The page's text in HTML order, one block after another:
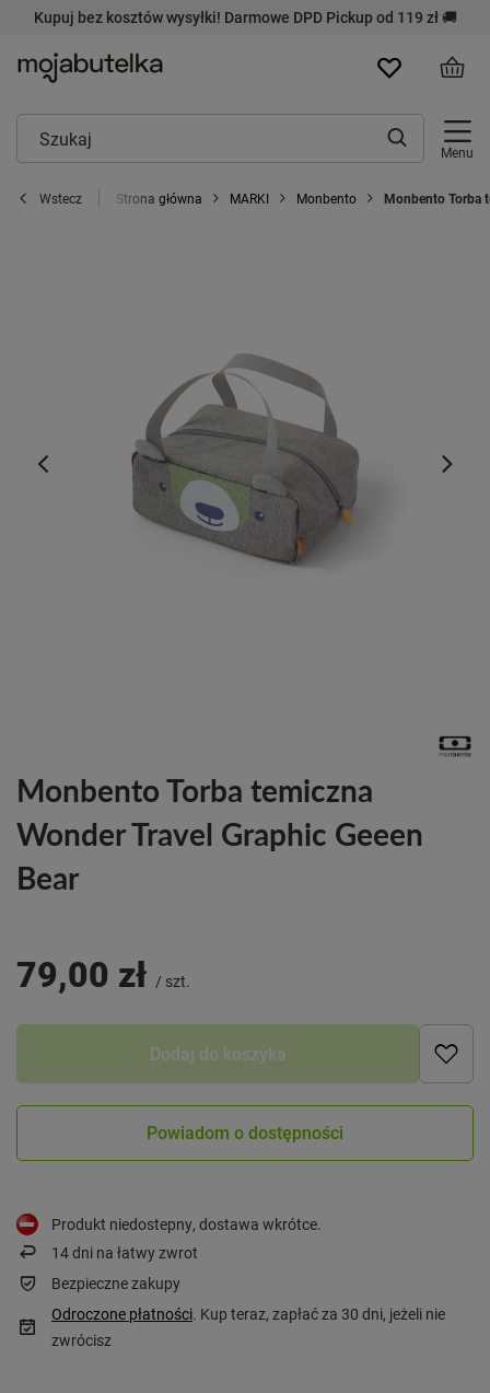
Kupuj bez kosztów wysyłki! Darmowe DPD Pickup od 119 zł 🚚
Menu
Wstecz Strona główna MARKI Monbento Monbento Torba
Monbento Torba temiczna
Wonder Travel Graphic Geeen
Bear
79,00 zł / szt.
Dodaj do koszyka
Powiadom o dostępności
Produkt niedostepny, dostawa wkrótce
14dni na łatwy zwrot
Bezpieczne zakupy
Odroczone płatności. Kup teraz, zapłać za 30 dni, jeżeli nie
zwrócisz